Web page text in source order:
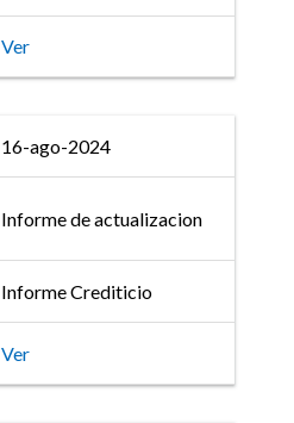
Ver
16-ago-2024
Informe de actualizacion
Informe Crediticio
Ver